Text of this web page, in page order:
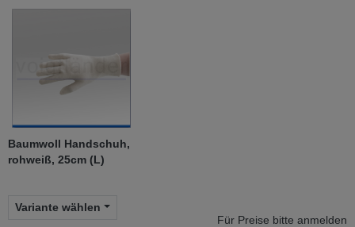
Baumwoll Handschuh,
rohweiß, 25cm (L)
Variante wählen
Für Preise bitte anmelden